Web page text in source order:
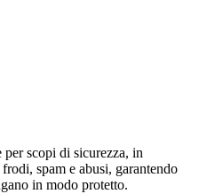
scopi di sicurezza, in
spam e abusi, garantendo
in modo protetto.